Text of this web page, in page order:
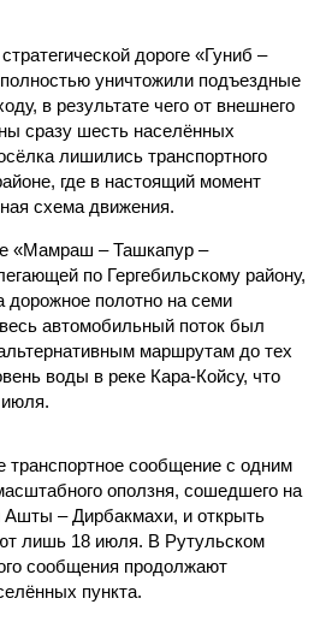
дороге «Гуниб –
уничтожили подъездные
в результате чего от внешнего
сразу шесть населённых
лишились транспортного
где в настоящий момент
схема движения.
«Мамраш – Ташкапур –
по Гергебильскому району,
дорожное полотно на семи
автомобильный поток был
маршрутам до тех
воды в реке Кара-Койсу, что
транспортное сообщение с одним
оползня, сошедшего на
Ашты – Дирбакмахи, и открыть
лишь 18 июля. В Рутульском
сообщения продолжают
пункта.